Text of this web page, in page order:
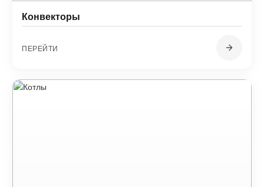
Конвекторы
ПЕРЕЙТИ